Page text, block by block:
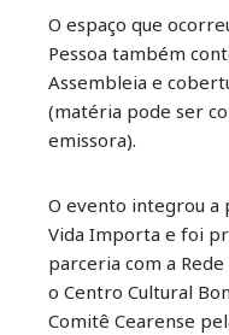
O espaço que
Pessoa também
Assembleia e
(matéria pode ser
emissora).
O evento integrou a
Vida Importa e foi
parceria com a Rede
o Centro Cultural
Comitê Cearense